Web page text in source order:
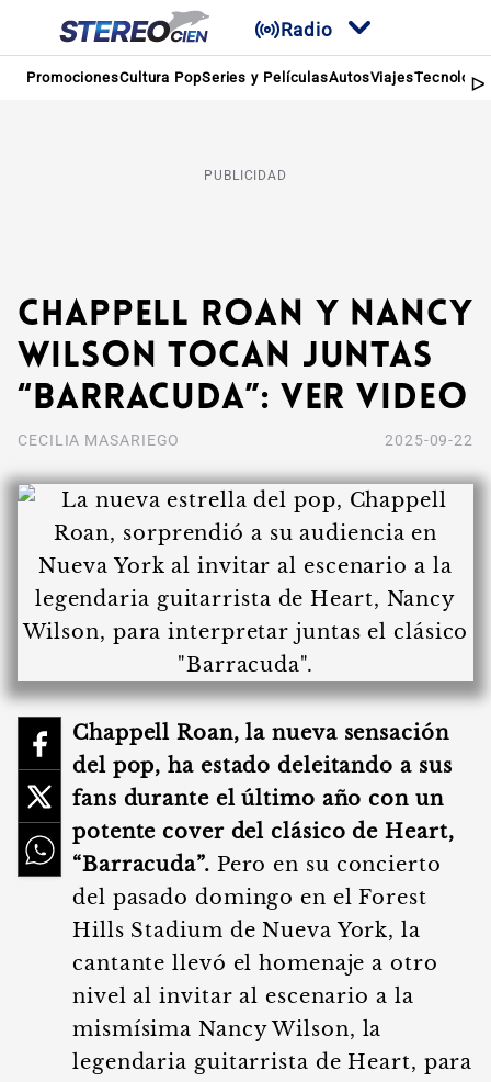
Radio
PromocionesCultura PopSeries y PelículasAutosViajesTecnología
PUBLICIDAD
Chappell Roan y Nancy
Wilson tocan juntas
“Barracuda”: Ver video
CECILIA MASARIEGO 2025-09-22
Chappell Roan, la nueva sensación
del pop, ha estado deleitando a sus
fans durante el último año con un
potente cover del clásico de Heart,
“Barracuda”. Pero en su concierto
del pasado domingo en el Forest
Hills Stadium de Nueva York, la
cantante llevó el homenaje a otro
nivel al invitar al escenario a la
mismísima Nancy Wilson, la
legendaria guitarrista de Heart, para